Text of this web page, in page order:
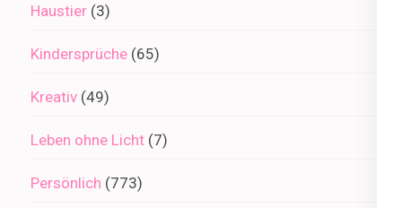
Haustier (3)
Kindersprüche (65)
Kreativ (49)
Leben ohne Licht (7)
Persönlich (773)